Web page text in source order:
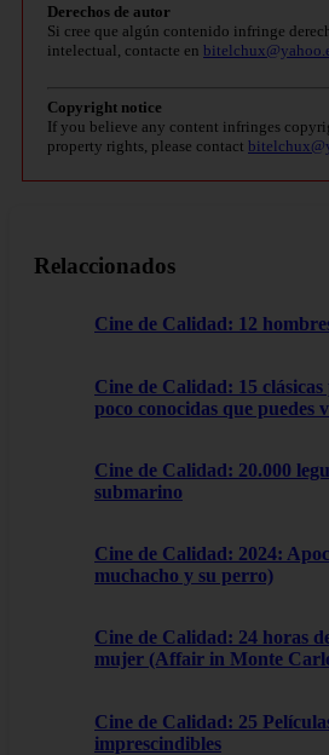
Derechos de autor
Si cree que algún contenido infringe
intelectual, contacte en
Copyright notice
If you believe any content infringes
property rights, please contact
Relaccionados
Cine de Calidad: 12
Cine de Calidad: 15 clásicas
poco conocidas que puedes
Cine de Calidad: 20.000
submarino
Cine de Calidad: 2024:
muchacho y su perro)
Cine de Calidad: 24 horas
mujer (Affair in Monte
Cine de Calidad: 25
imprescindibles